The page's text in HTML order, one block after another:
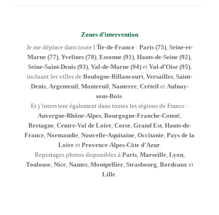
Zones d’intervention
Je me déplace dans toute l’Île-de-France : Paris (75) Seine-et-
Marne (77) Yvelines (78) Essonne (91) Hauts-de-Seine (92)
Seine-Saint-Denis (93), Val-de-Marne (94)et Val-d’Oise (95),
incluant les villes de Boulogne-Billancourt Versailles Saint-
Denis, Argenteuil Montreuil Nanterre, Créteil et Aulnay-
sous-Bois
Et j’intervient également dans toutes les régions de France :
Auvergne-Rhône-Alpes Bourgogne-Franche-Comté
Bretagne, Centre-Val de Loire, Corse, Grand Est, Hauts-de-
France Normandie Nouvelle-Aquitaine Occitanie Pays de la
Loireet Provence-Alpes-Côte d’Azur.
Reportages photos disponibles à Paris, Marseille, Lyon,
Toulouse, Nice, Nantes, Montpellier, Strasbourg Bordeaux et
Lille